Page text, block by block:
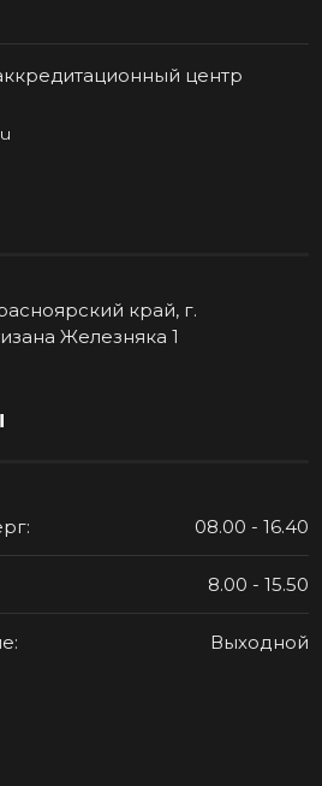
центр
край, г.
Железняка 1
08.00 - 16.40
8.00 - 15.50
Выходной